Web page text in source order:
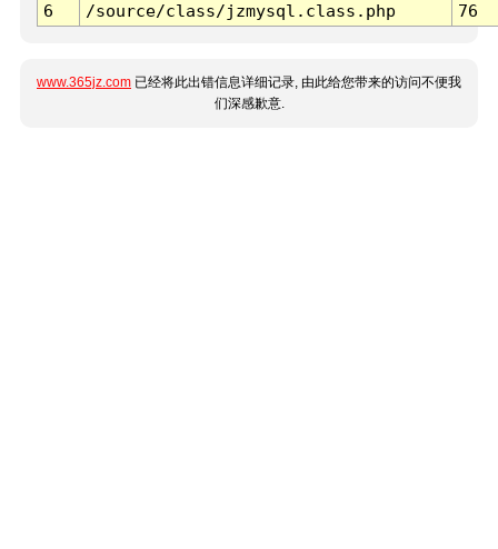
6
/source/class/jzmysql.class.php 76
www.365jz.com 已经将此出错信息详细记录, 由此给您带来的访问不便我
们深感歉意.